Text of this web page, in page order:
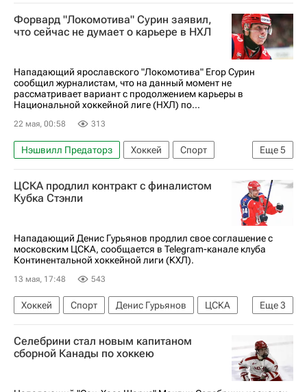
Роман Йоси
Хенри Йокихарью
Свен Андригетто
Чемпионат мира по хоккею
Форвард "Локомотива" Сурин заявил,
что сейчас не думает о карьере в НХЛ
Нападающий ярославского "Локомотива" Егор Сурин
сообщил журналистам, что на данный момент не
рассматривает вариант с продолжением карьеры в
Национальной хоккейной лиге (НХЛ) по...
22 мая, 00:58 313
Еще5
Нэшвилл Предаторз Хоккей
Спорт
Боб Хартли
Ак Барс
Национальная хоккейная лига (НХЛ)
ЦСКА продлил контракт с финалистом
Кубка Стэнли
Нападающий Денис Гурьянов продлил свое соглашение с
московским ЦСКА, сообщается в Telegram-канале клуба
Континентальной хоккейной лиги (КХЛ).
13 мая, 17:48 543
Еще3
Хоккей Спорт Денис Гурьянов
ЦСКА
Даллас Старз
КХЛ 2025-2026
Национальная хоккейная лига (НХЛ)
Селебрини стал новым капитаном
сборной Канады по хоккею